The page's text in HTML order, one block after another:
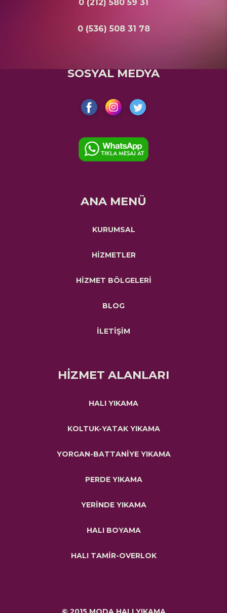
0 (212) 580 59 31
0 (536) 508 31 78
SOSYAL MEDYA
ANA MENÜ
KURUMSAL
HİZMETLER
HİZMET BÖLGELERİ
BLOG
İLETİŞİM
HİZMET ALANLARI
HALI YIKAMA
KOLTUK-YATAK YIKAMA
YORGAN-BATTANİYE YIKAMA
PERDE YIKAMA
YERİNDE YIKAMA
HALI BOYAMA
HALI TAMİR-OVERLOK